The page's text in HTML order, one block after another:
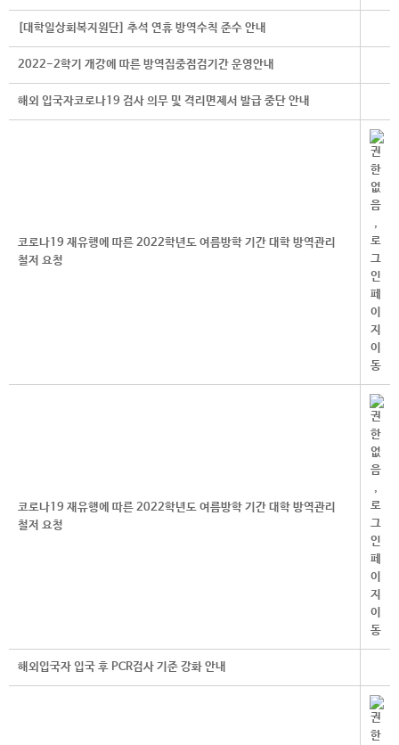
[대학일상회복지원단] 추석 연휴 방역수칙 준수 안내
2022-2학기 개강에 따른 방역집중점검기간 운영안내
해외 입국자코로나19 검사 의무 및 격리면제서 발급 중단 안내
코로나19 재유행에 따른 2022학년도 여름방학 기간 대학 방역관리
철저 요청
코로나19 재유행에 따른 2022학년도 여름방학 기간 대학 방역관리
철저 요청
해외입국자 입국 후 PCR검사 기준 강화 안내